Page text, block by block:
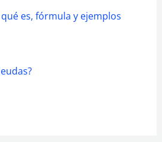
es, fórmula y ejemplos